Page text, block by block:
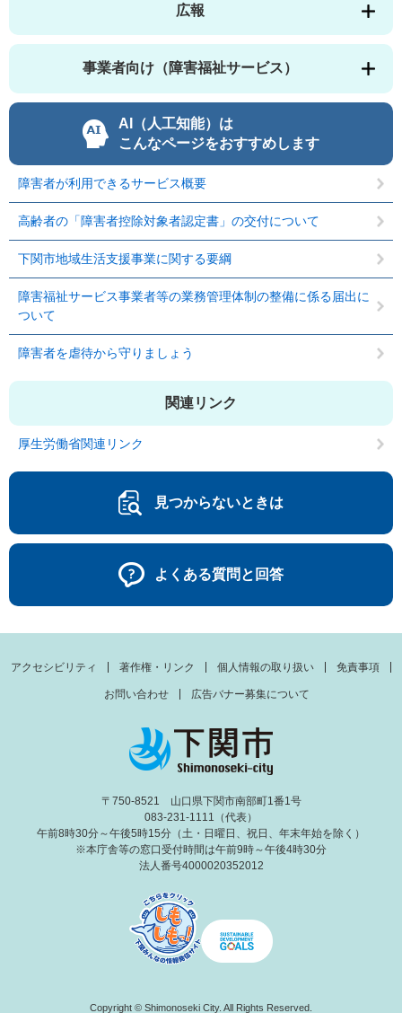
広報
事業者向け（障害福祉サービス）
AI（人工知能）は
こんなページをおすすめします
障害者が利用できるサービス概要
高齢者の「障害者控除対象者認定書」の交付について
下関市地域生活支援事業に関する要綱
障害福祉サービス事業者等の業務管理体制の整備に係る届出に
ついて
障害者を虐待から守りましょう
関連リンク
厚生労働省関連リンク
見つからないときは
よくある質問と回答
アクセシビリティ 著作権・リンク 個人情報の取り扱い 免責事項
お問い合わせ 広告バナー募集について
〒750-8521 山口県下関市南部町1番1号
083-231-1111（代表）
午前8時30分～午後5時15分（土・日曜日、祝日、年末年始を除く）
※本庁舎等の窓口受付時間は午前9時～午後4時30分
法人番号4000020352012
Copyright © Shimonoseki City. All Rights Reserved.